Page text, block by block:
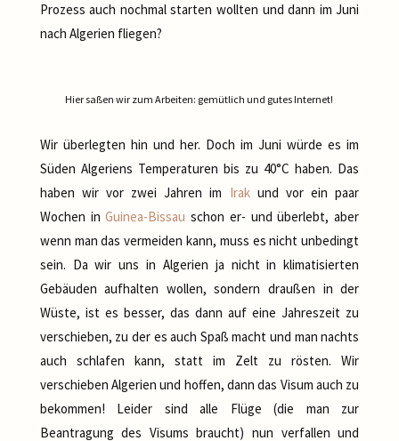
Prozess auch nochmal starten wollten und dann im Juni
nach Algerien fliegen?
Hier saßen wir zum Arbeiten: gemütlich und gutes Internet!
Wir überlegten hin und her. Doch im Juni würde es im
Süden Algeriens Temperaturen bis zu 40°C haben. Das
haben wir vor zwei Jahren im Irakund vor ein paar
Wochen inGuinea-Bissau schon er- und überlebt, aber
wenn man das vermeiden kann, muss es nicht unbedingt
sein. Da wir uns in Algerien ja nicht in klimatisierten
Gebäuden aufhalten wollen, sondern draußen in der
Wüste, ist es besser, das dann auf eine Jahreszeit zu
verschieben, zu der es auch Spaß macht und man nachts
auch schlafen kann, statt im Zelt zu rösten. Wir
verschieben Algerien und hoffen, dann das Visum auch zu
bekommen! Leider sind alle Flüge (die man zur
Beantragung des Visums braucht) nun verfallen und